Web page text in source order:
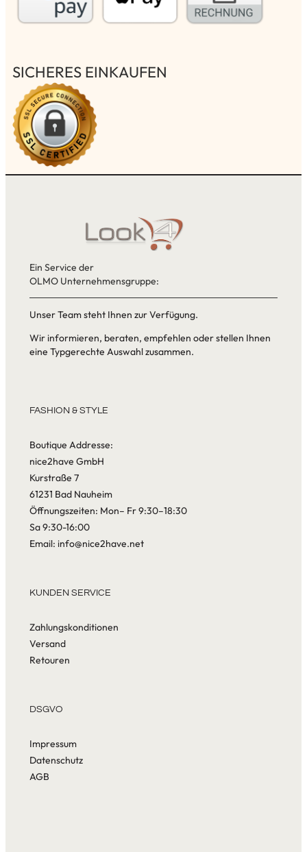
SICHERES EINKAUFEN
Ein Service der
OLMO Unternehmensgruppe:
Unser Team steht Ihnen zur Verfügung.
Wir informieren, beraten, empfehlen oder stellen Ihnen
eine Typgerechte Auswahl zusammen.
FASHION & STYLE
Boutique Addresse:
nice2have GmbH
Kurstraße 7
61231 Bad Nauheim
Öffnungszeiten: Mon– Fr 9:30–18:30
Sa 9:30-16:00
Email: info@nice2have.net
KUNDEN SERVICE
Zahlungskonditionen
Versand
Retouren
DSGVO
Impressum
Datenschutz
AGB